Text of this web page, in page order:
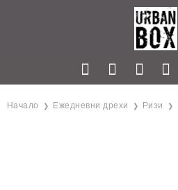
Начало Ежедневни дрехи Ризи